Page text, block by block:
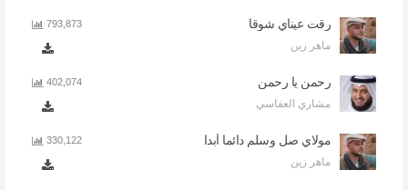
رقت عيناي شوقا
ماهر زين
793,873
رحمن يا رحمن
مشاري العفاسي
402,074
مولاي صل وسلم دائما أبدا
ماهر زين
330,122